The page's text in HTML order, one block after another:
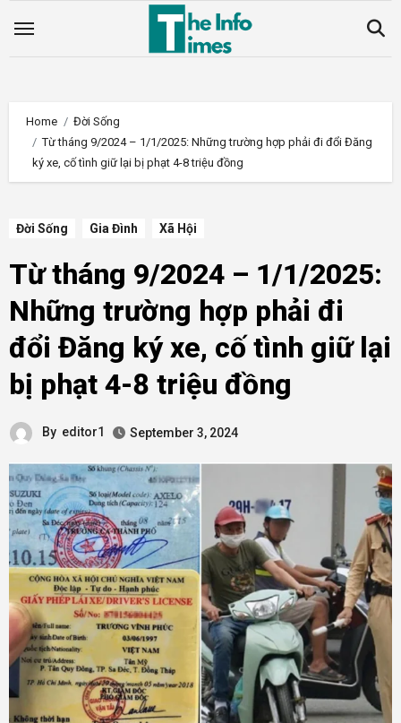
Home
Đời Sống
Từ tháng 9/2024 – 1/1/2025: Những trường hợp phải đi đổi Đăng
ký xe, cố tình giữ lại bị phạt 4-8 triệu đồng
Đời Sống Gia Đình Xã Hội
Từ tháng 9/2024 – 1/1/2025:
Những trường hợp phải đi
đổi Đăng ký xe, cố tình giữ lại
bị phạt 4-8 triệu đồng
By editor1 September 3, 2024